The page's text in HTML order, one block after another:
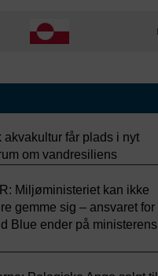
akvakultur får plads i nyt
om vandresiliens
Miljøministeriet kan ikke
gemme sig – ansvaret for
Blue ender på ministerens